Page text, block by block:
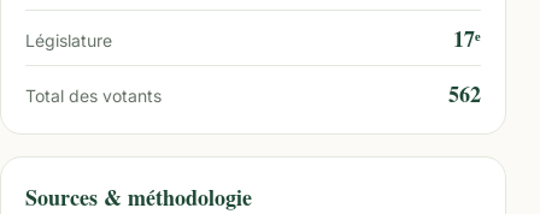
Législature 17ᵉ
Total des votants 562
Sources & méthodologie